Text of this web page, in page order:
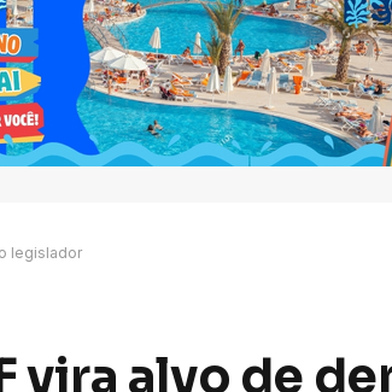
legislador
vira alvo de